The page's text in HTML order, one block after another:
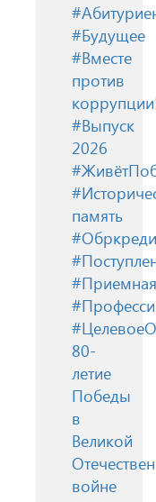
#Будущее
#Вместе
против
#Выпуск
2026
память
80-
летие
Победы
в
Великой
войне